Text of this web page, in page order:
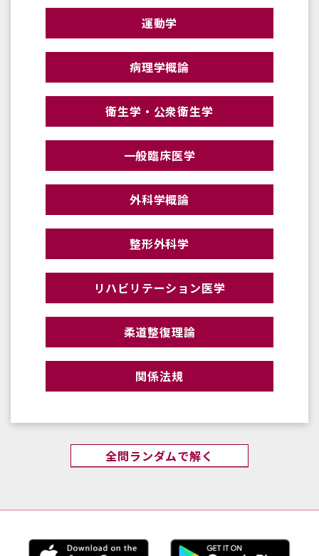
運動学
病理学概論
衛生学・公衆衛生学
一般臨床医学
外科学概論
整形外科学
リハビリテーション医学
柔道整復理論
関係法規
全問ランダムで解く